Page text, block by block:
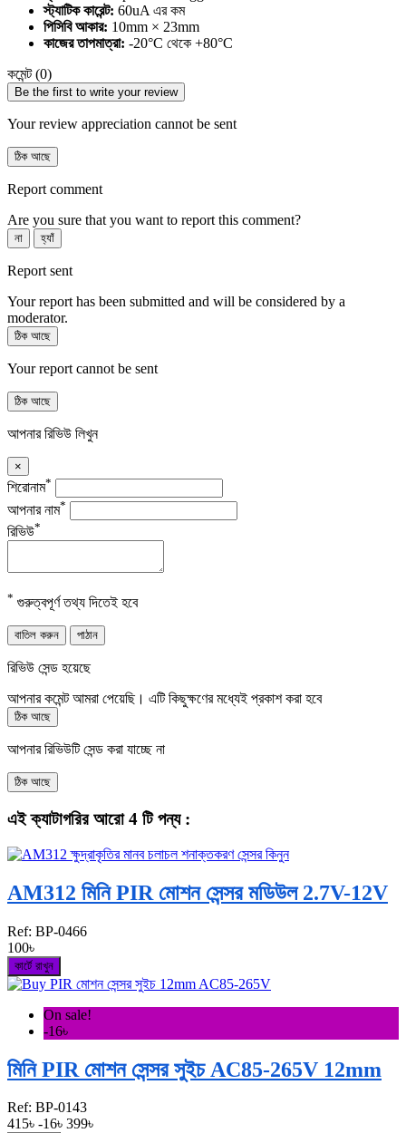
স্ট্যাটিক কারেন্ট: 60uA এর কম
পিসিবি আকার: 10mm × 23mm
কাজের তাপমাত্রা: -20°C থেকে +80°C
কমেন্ট (0)
Be the first to write your review
Your review appreciation cannot be sent
ঠিক আছে
Report comment
Are you sure that you want to report this comment?
না হ্যাঁ
Report sent
Your report has been submitted and will be considered by a
moderator.
ঠিক আছে
Your report cannot be sent
ঠিক আছে
আপনার রিভিউ লিখুন
×
শিরোনাম*
আপনার নাম*
রিভিউ*
* গুরুত্বপূর্ণ তথ্য দিতেই হবে
বাতিল করুন পাঠান
রিভিউ সেন্ড হয়েছে
আপনার কমেন্ট আমরা পেয়েছি। এটি কিছুক্ষণের মধ্যেই প্রকাশ করা হবে
ঠিক আছে
আপনার রিভিউটি সেন্ড করা যাচ্ছে না
ঠিক আছে
এই ক্যাটাগরির আরো 4 টি পন্য :
AM312 মিনি PIR মোশন সেন্সর মডিউল 2.7V-12V
Ref: BP-0466
100৳
কার্টে রাখুন
On sale!
-16৳
মিনি PIR মোশন সেন্সর সুইচ AC85-265V 12mm
Ref: BP-0143
415৳ -16৳ 399৳